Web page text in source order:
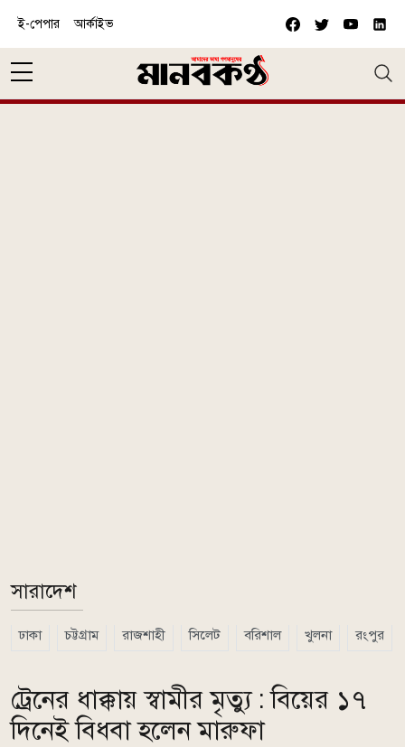
ই-পেপার আর্কাইভ
সারাদেশ
ঢাকা চট্টগ্রাম রাজশাহী সিলেট বরিশাল খুলনা রংপুর
ট্রেনের ধাক্কায় স্বামীর মৃত্যু : বিয়ের ১৭
দিনেই বিধবা হলেন মারুফা